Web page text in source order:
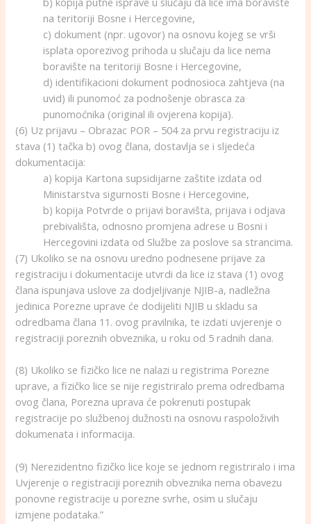
na teritoriji Bosne i Hercegovine,
c) dokument (npr. ugovor) na osnovu kojeg se vrši
isplata oporezivog prihoda u slučaju da lice nema
boravište na teritoriji Bosne i Hercegovine,
d) identifikacioni dokument podnosioca zahtjeva (na
uvid) ili punomoć za podnošenje obrasca za
punomoćnika (original ili ovjerena kopija).
(6) Uz prijavu – Obrazac POR – 504 za prvu registraciju iz
stava (1) tačka b) ovog člana, dostavlja se i sljedeća
dokumentacija:
a) kopija Kartona supsidijarne zaštite izdata od
Ministarstva sigurnosti Bosne i Hercegovine,
b) kopija Potvrde o prijavi boravišta, prijava i odjava
prebivališta, odnosno promjena adrese u Bosni i
Hercegovini izdata od Službe za poslove sa strancima.
(7) Ukoliko se na osnovu uredno podnesene prijave za
registraciju i dokumentacije utvrdi da lice iz stava (1) ovog
člana ispunjava uslove za dodjeljivanje NJIB-a, nadležna
jedinica Porezne uprave će dodijeliti NJIB u skladu sa
odredbama člana 11. ovog pravilnika, te izdati uvjerenje o
registraciji poreznih obveznika, u roku od 5 radnih dana.
(8) Ukoliko se fizičko lice ne nalazi u registrima Porezne
uprave, a fizičko lice se nije registriralo prema odredbama
ovog člana, Porezna uprava će pokrenuti postupak
registracije po službenoj dužnosti na osnovu raspoloživih
dokumenata i informacija.
(9) Nerezidentno fizičko lice koje se jednom registriralo i ima
Uvjerenje o registraciji poreznih obveznika nema obavezu
ponovne registracije u porezne svrhe, osim u slučaju
izmjene podataka.”